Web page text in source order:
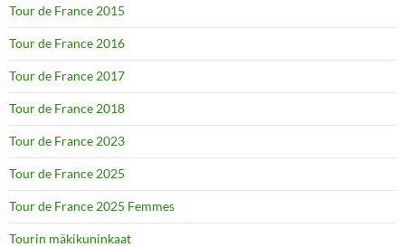
Tour de France 2015
Tour de France 2016
Tour de France 2017
Tour de France 2018
Tour de France 2023
Tour de France 2025
Tour de France 2025 Femmes
Tourin mäkikuninkaat